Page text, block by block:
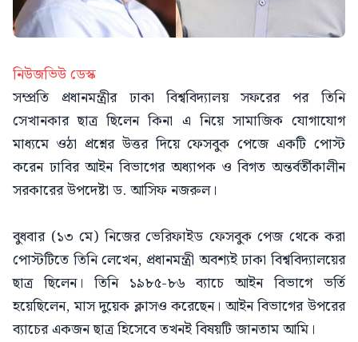
নিউজভিউ ডেস্ক
সম্প্রতি প্রধানমন্ত্রীর ঢাকা বিশ্ববিদ্যালয় সফরের পর তিনি
সেখানকার ছাত্র ছিলেন কিনা এ নিয়ে সামাজিক যোগাযোগ
মাধ্যমে ওঠা প্রশ্নের উত্তর দিয়ে ফেসবুক পেজে একটি পোস্ট
করেন ঢাবির আইন বিভাগের অধ্যাপক ও বিগত অন্তর্বর্তীকালীন
সরকারের উপদেষ্টা ড. আসিফ নজরুল।
বুধবার (১৩ মে) নিজের ভেরিফাইড ফেসবুক পেজ থেকে করা
পোস্টটিতে তিনি লেখেন, প্রধানমন্ত্রী অবশ্যই ঢাকা বিশ্ববিদ্যালয়ের
ছাত্র ছিলেন। তিনি ১৯৮৫-৮৬ ব্যাচে আইন বিভাগে ভর্তি
হয়েছিলেন, মাস দুয়েক ক্লাসও করেছেন। আইন বিভাগের উপরের
ব্যাচের একজন ছাত্র হিসেবে তখনই বিষয়টি জানতাম আমি।